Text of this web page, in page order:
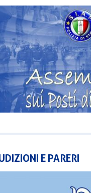
E PARERI